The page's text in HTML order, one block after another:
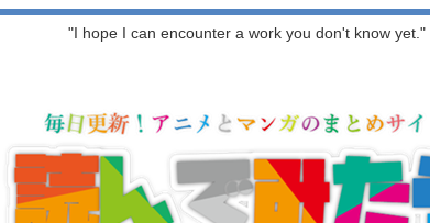
"I hope I can encounter a work you don't know yet."